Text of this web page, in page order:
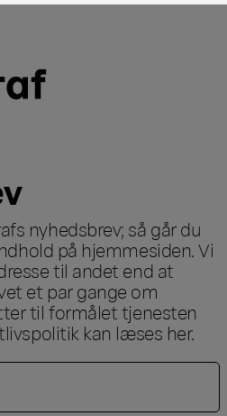
nyhedsbrev; så går du
på hjemmesiden. Vi
til andet end at
et par gange om
til formålet tjenesten
kan læses her.